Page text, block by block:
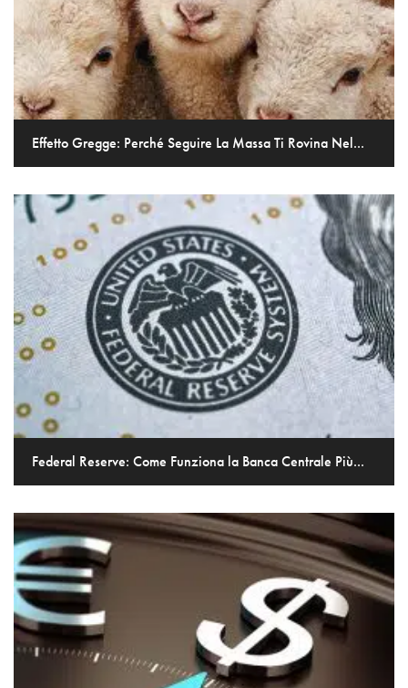
Effetto Gregge: Perché Seguire La Massa Ti Rovina Nel...
Federal Reserve: Come Funziona la Banca Centrale Più...